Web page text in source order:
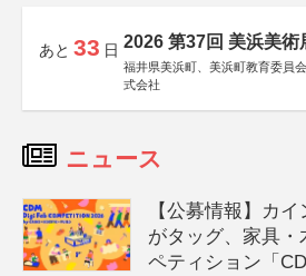
あと 33 日 2026 第37回 美浜美術
福井県美浜町、美浜町教育委員
式会社
ニュース
【公募情報】カ
がタッグ、家具
ペティション「